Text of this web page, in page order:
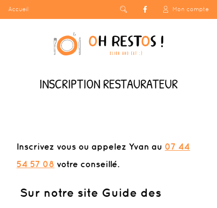
Accueil Mon compte
INSCRIPTION RESTAURATEUR
Inscrivez vous ou appelez Yvan au 07 44
54 57 08 votre conseillé.
Sur notre site Guide des